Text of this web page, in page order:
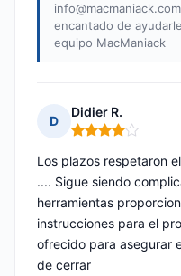
info@macmaniack.com
encantado de
equipo MacManiack
D
Didier R.
Nota: 4 de 5
Los plazos respetaron
.... Sigue siendo
herramientas
instrucciones para el
ofrecido para asegurar
de cerrar